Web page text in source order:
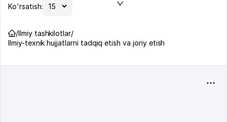
Ko'rsatish:
/Ilmiy tashkilotlar/
Ilmiy-texnik hujjatlarni tadqiq etish va joriy etish